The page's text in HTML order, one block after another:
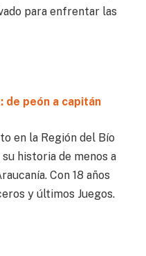
para enfrentar las
de peón a capitán
en la Región del Bío
historia de menos a
Con 18 años
y últimos Juegos.